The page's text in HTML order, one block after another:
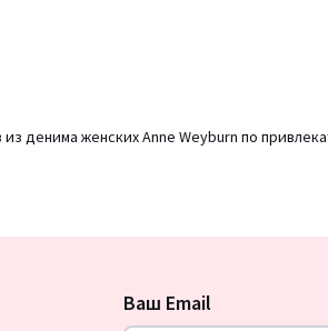
денима женских Anne Weyburn по
новости
Ваш Email